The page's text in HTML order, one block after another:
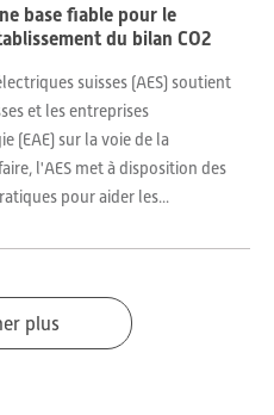
base fiable pour le
du bilan CO2
suisses (AES) soutient
et les entreprises
(EAE) sur la voie de la
l'AES met à disposition des
pour aider les...
plus